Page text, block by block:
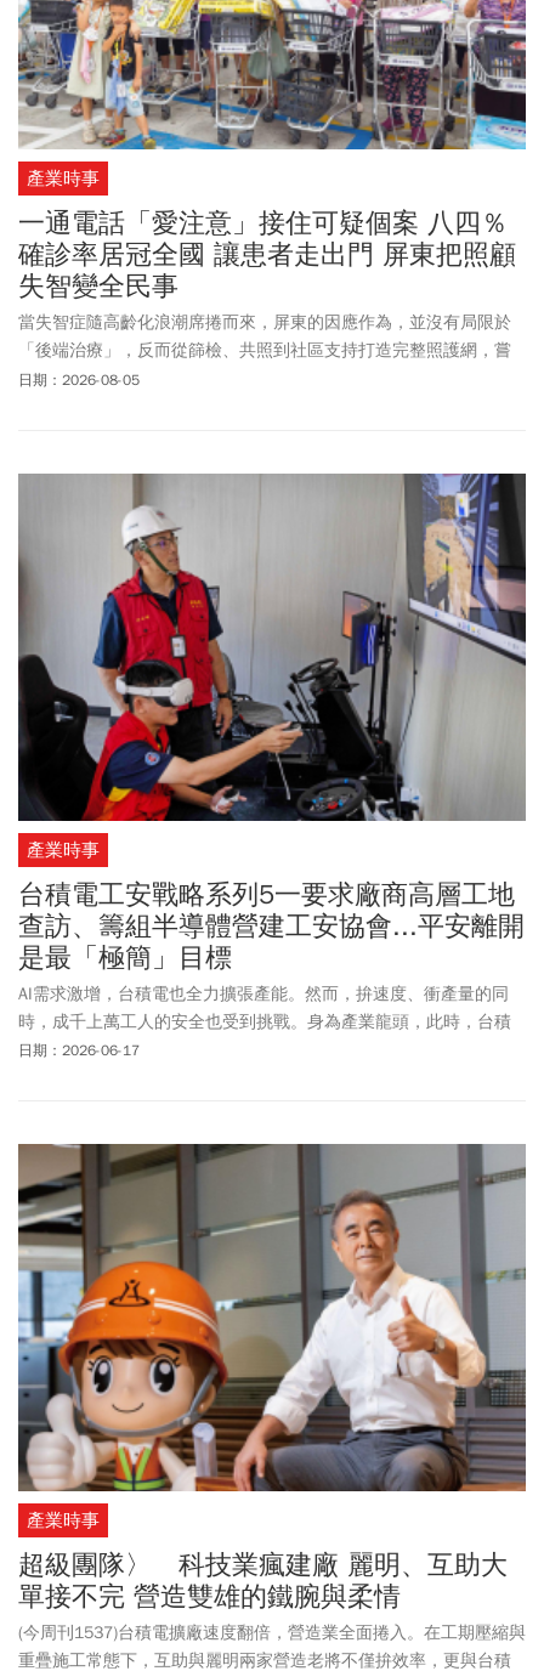
產業時事
一通電話「愛注意」接住可疑個案 八四％
確診率居冠全國 讓患者走出門 屏東把照顧
失智變全民事
當失智症隨高齡化浪潮席捲而來，屏東的因應作為，並沒有局限於
「後端治療」，反而從篩檢、共照到社區支持打造完整照護網，嘗
試為台灣走出一條失智友善的新路。
日期：2026-08-05
產業時事
台積電工安戰略系列5一要求廠商高層工地
查訪、籌組半導體營建工安協會...平安離開
是最「極簡」目標
AI需求激增，台積電也全力擴張產能。然而，拚速度、衝產量的同
時，成千上萬工人的安全也受到挑戰。身為產業龍頭，此時，台積
電已不再能只當高科技業主，更必須跳到營造業，親自守護勞工安
日期：2026-06-17
產業時事
超級團隊〉 科技業瘋建廠 麗明、互助大
單接不完 營造雙雄的鐵腕與柔情
(今周刊1537)台積電擴廠速度翻倍，營造業全面捲入。在工期壓縮與
重疊施工常態下，互助與麗明兩家營造老將不僅拚效率，更與台積